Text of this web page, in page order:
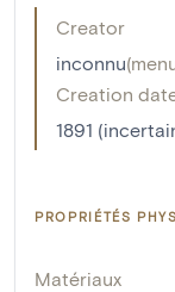
Creator
inconnu(
Creation
1891
PROPRIÉTÉS
Matériaux